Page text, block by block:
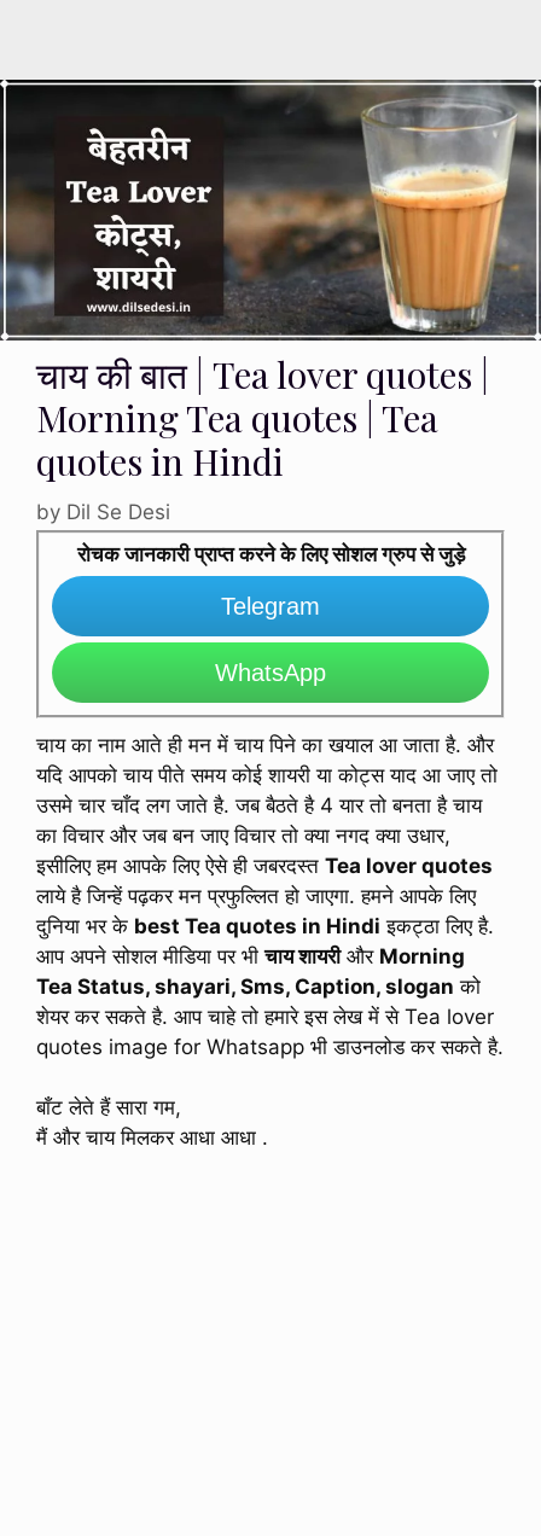
चाय की बात | Tea lover quotes |
Morning Tea quotes | Tea
quotes in Hindi
by Dil Se Desi
रोचक जानकारी प्राप्त करने के लिए सोशल ग्रुप से जुड़े
Telegram
WhatsApp
चाय का नाम आते ही मन में चाय पिने का खयाल आ जाता है. और
यदि आपको चाय पीते समय कोई शायरी या कोट्स याद आ जाए तो
उसमे चार चाँद लग जाते है. जब बैठते है 4 यार तो बनता है चाय
का विचार और जब बन जाए विचार तो क्या नगद क्या उधार,
इसीलिए हम आपके लिए ऐसे ही जबरदस्त Tea lover quotes
लाये है जिन्हें पढ़कर मन प्रफुल्लित हो जाएगा. हमने आपके लिए
दुनिया भर के best Tea quotes in Hindi इकट्ठा लिए है.
आप अपने सोशल मीडिया पर भीचाय शायरीऔर Morning
Tea Status, shayari, Sms, Caption, slogan को
शेयर कर सकते है. आप चाहे तो हमारे इस लेख में से Tea lover
quotes image for Whatsapp भी डाउनलोड कर सकते है.
बाँट लेते हैं सारा गम,
मैं और चाय मिलकर आधा आधा .